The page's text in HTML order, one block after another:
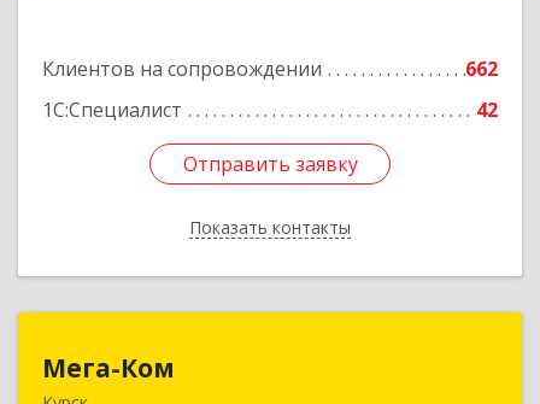
Клиентов на сопровождении
662
1С:Специалист
42
Отправить заявку
Показать контакты
Отправить заявку
Назад
Мега-Ком